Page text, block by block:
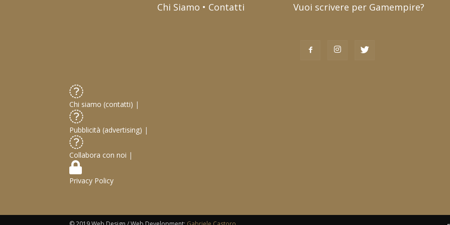
Chi Siamo • Contatti Vuoi scrivere per Gamempire?
Chi siamo (contatti) |
Pubblicità (advertising) |
Collabora con noi |
Privacy Policy